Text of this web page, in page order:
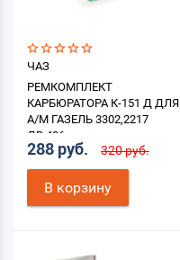
ЧАЗ
РЕМКОМПЛЕКТ
КАРБЮРАТОРА К-151 Д ДЛЯ
А/М ГАЗЕЛЬ 3302,2217
ДВ.406
288 руб. 320 руб.
В корзину